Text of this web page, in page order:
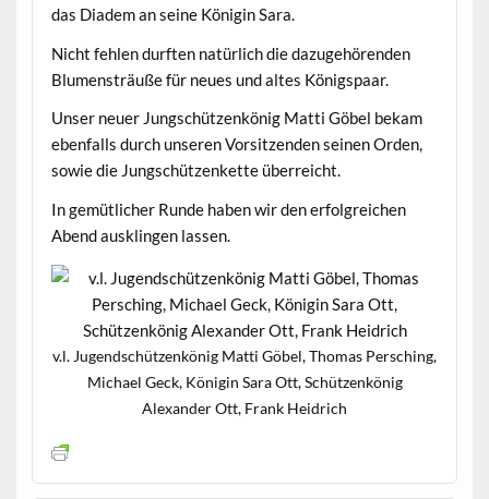
das Diadem an seine Königin Sara.
Nicht fehlen durften natürlich die dazugehörenden
Blumensträuße für neues und altes Königspaar.
Unser neuer Jungschützenkönig Matti Göbel bekam
ebenfalls durch unseren Vorsitzenden seinen Orden,
sowie die Jungschützenkette überreicht.
In gemütlicher Runde haben wir den erfolgreichen
Abend ausklingen lassen.
v.l. Jugendschützenkönig Matti Göbel, Thomas Persching,
Michael Geck, Königin Sara Ott, Schützenkönig
Alexander Ott, Frank Heidrich